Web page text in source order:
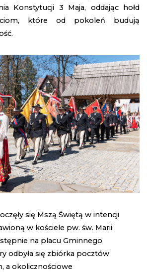
Konstytucji 3 Maja, oddając hołd
które od pokoleń budują
się Mszą Świętą w intencji
w kościele pw. św. Marii
na placu Gminnego
odbyła się zbiórka pocztów
a okolicznościowe